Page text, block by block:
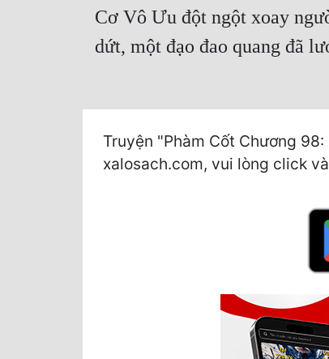
Cơ Vô Ưu đột ngột xoay
dứt, một đạo đao quang đã
Truyện "Phàm Cốt Chương
xalosach.com, vui lòng click